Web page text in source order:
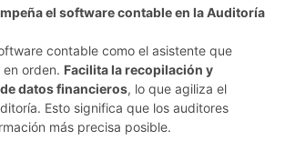
el software contable en la Auditoría
contable como el asistente que
orden. Facilita la recopilación y
datos financieros, lo que agiliza el
Esto significa que los auditores
más precisa posible.